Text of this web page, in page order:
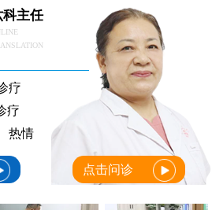
科主任
疗
疗
热情
点击问诊